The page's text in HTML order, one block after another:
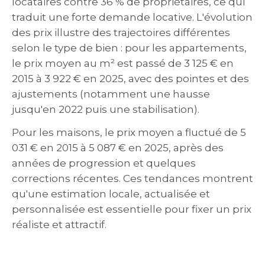
traduit une forte demande locative. L'évolution
des prix illustre des trajectoires différentes
selon le type de bien : pour les appartements,
le prix moyen au m² est passé de 3 125 € en
2015 à 3 922 € en 2025, avec des pointes et des
ajustements (notamment une hausse
jusqu'en 2022 puis une stabilisation).
Pour les maisons, le prix moyen a fluctué de 5
031 € en 2015 à 5 087 € en 2025, après des
années de progression et quelques
corrections récentes. Ces tendances montrent
qu'une estimation locale, actualisée et
personnalisée est essentielle pour fixer un prix
réaliste et attractif.